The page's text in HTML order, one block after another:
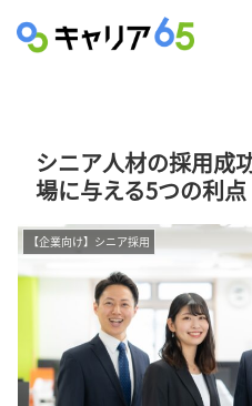
シニア人材の採用成
場に与える5つの利点
【企業向け】シニア採用